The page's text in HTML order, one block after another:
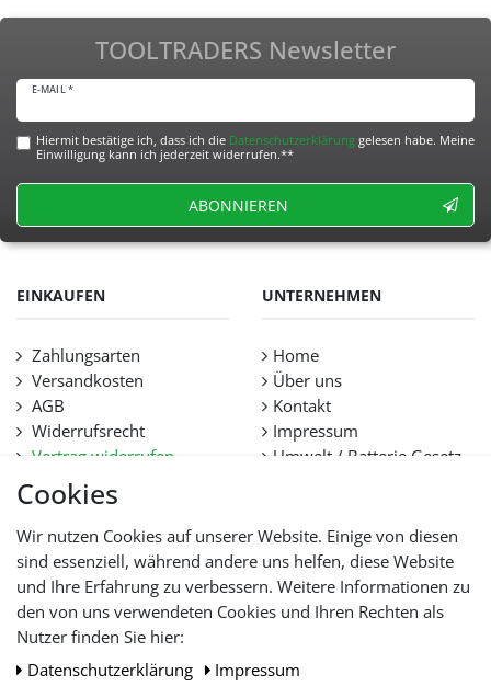
Cookies
Wir nutzen Cookies auf unserer Website. Einige von diesen
sind essenziell, während andere uns helfen, diese Website
und Ihre Erfahrung zu verbessern. Weitere Informationen zu
den von uns verwendeten Cookies und Ihren Rechten als
Nutzer finden Sie hier:
Daten­schutz­erklärung
Impressum
TOOLTRADERS Newsletter
E-MAIL *
Hiermit bestätige ich, dass ich die Daten­schutz­erklärunggelesen habe. Meine
Einwilligung kann ich jederzeit widerrufen.**
ABONNIEREN
EINKAUFEN
Zahlungsarten
Versandkosten
AGB
Widerrufsrecht
Vertrag widerrufen
Datenschutz
Hilfe
Lieferfristen und
Lieferbeschränkung
UNTERNEHMEN
Home
Über uns
Kontakt
Impressum
Umwelt / Batterie Gesetz
WIR AKZEPTIEREN